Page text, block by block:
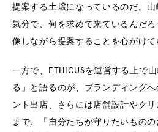
提案する土壌になっているのだ。
気分で、何を求めて来ているんだ
像しながら提案することを心がけて
一方で、ETHICUSを運営する上で
る」と語るのが、ブランディング
ント出店、さらには店舗設計やク
まで、「自分たちが守りたいものの